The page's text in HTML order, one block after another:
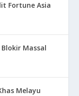
Fortune Asia
Massal
Melayu